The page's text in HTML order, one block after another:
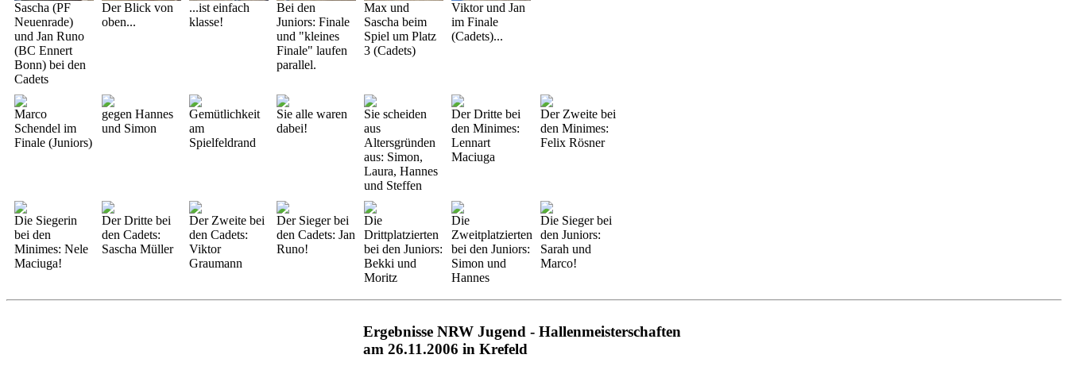
Sascha (PF
Neuenrade)
und Jan Runo
(BC Ennert
Bonn) bei den
Cadets
Der Blick von
oben...
...ist einfach
klasse!
Bei den
Juniors: Finale
und "kleines
Finale" laufen
parallel.
Max und
Sascha beim
Spiel um Platz
3 (Cadets)
Viktor und Jan
im Finale
(Cadets)...
Marco
Schendel im
Finale (Juniors)
gegen Hannes
und Simon
Gemütlichkeit
am
Spielfeldrand
Sie alle waren
dabei!
Sie scheiden
aus
Altersgründen
aus: Simon,
Laura, Hannes
und Steffen
Der Dritte bei
den Minimes:
Lennart
Maciuga
Der Zweite bei
den Minimes:
Felix Rösner
Die Siegerin
bei den
Minimes: Nele
Maciuga!
Der Dritte bei
den Cadets:
Sascha Müller
Der Zweite bei
den Cadets:
Viktor
Graumann
Der Sieger bei
den Cadets: Jan
Runo!
Die
Drittplatzierten
bei den Juniors:
Bekki und
Moritz
Die
Zweitplatzierten
bei den Juniors:
Simon und
Hannes
Die Sieger bei
den Juniors:
Sarah und
Marco!
Ergebnisse NRW Jugend - Hallenmeisterschaften
am 26.11.2006 in Krefeld